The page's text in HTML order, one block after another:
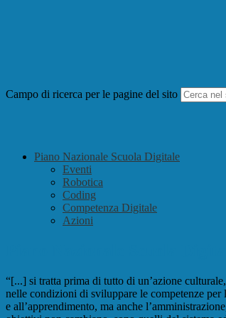
Campo di ricerca per le pagine del sito
Piano Nazionale Scuola Digitale
Eventi
Robotica
Coding
Competenza Digitale
Azioni
“[...] si tratta prima di tutto di un’azione
nelle condizioni di sviluppare le competenze
e all’apprendimento, ma anche